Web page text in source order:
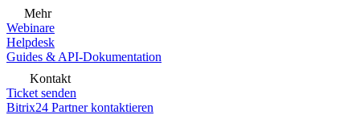
Mehr
Webinare
Helpdesk
Guides & API-Dokumentation
Kontakt
Ticket senden
Bitrix24 Partner kontaktieren